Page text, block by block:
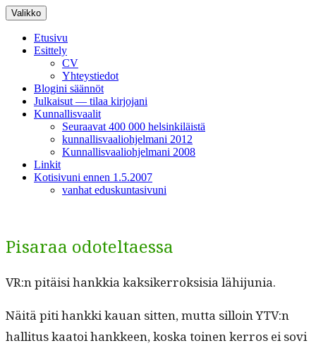
Siirry
sisältöön
Valikko
Etusivu
Esittely
CV
Yhteystiedot
Blogini säännöt
Julkaisut — tilaa kirjojani
Kunnallisvaalit
Seuraavat 400 000 helsinkiläistä
kunnallisvaaliohjelmani 2012
Kunnallisvaaliohjelmani 2008
Linkit
Kotisivuni ennen 1.5.2007
vanhat eduskuntasivuni
Pisaraa odoteltaessa
VR:n pitäisi han­kkia kak­sik­er­roksisia lähijunia.
Näitä piti han­k­ki kauan sit­ten, mut­ta sil­loin YTV:n
hal­li­tus kaa­toi han­kkeen, kos­ka toinen ker­ros ei sovi